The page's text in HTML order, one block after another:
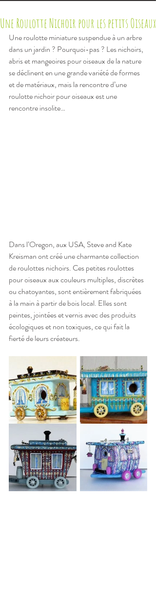
Une Roulotte Nichoir pour les petits Oiseaux
Une roulotte miniature suspendue à un arbre
dans un jardin ? Pourquoi-pas ? Les nichoirs,
abris et mangeoires pour oiseaux de la nature
se déclinent en une grande variété de formes
et de matériaux, mais la rencontre d’une
roulotte nichoir pour oiseaux est une
rencontre insolite…
Dans l’Oregon, aux USA, Steve and Kate
Kreisman ont créé une charmante collection
de roulottes nichoirs. Ces petites roulottes
pour oiseaux aux couleurs multiples, discrètes
ou chatoyantes, sont entièrement fabriquées
à la main à partir de bois local. Elles sont
peintes, jointées et vernis avec des produits
écologiques et non toxiques, ce qui fait la
fierté de leurs créateurs.